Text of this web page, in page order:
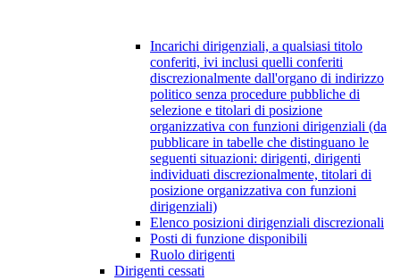
Incarichi dirigenziali, a qualsiasi titolo
conferiti, ivi inclusi quelli conferiti
discrezionalmente dall'organo di indirizzo
politico senza procedure pubbliche di
selezione e titolari di posizione
organizzativa con funzioni dirigenziali (da
pubblicare in tabelle che distinguano le
seguenti situazioni: dirigenti, dirigenti
individuati discrezionalmente, titolari di
posizione organizzativa con funzioni
dirigenziali)
Elenco posizioni dirigenziali discrezionali
Posti di funzione disponibili
Ruolo dirigenti
Dirigenti cessati